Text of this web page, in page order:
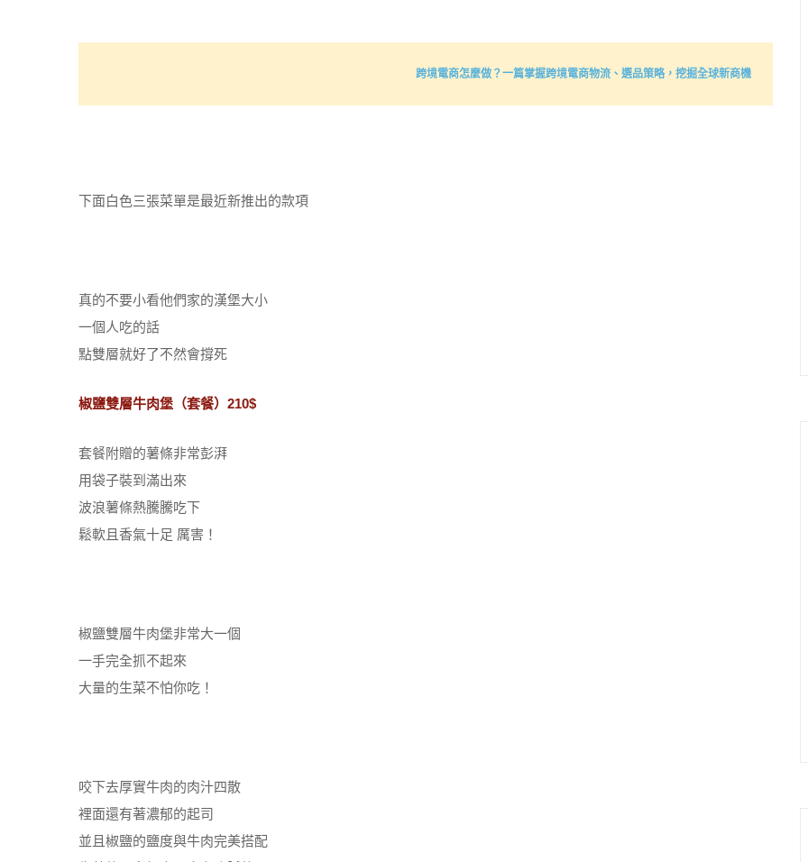
跨境電商怎麼做？一篇掌握跨境電商物流、選品策略，挖掘全球新商機
下面白色三張菜單是最近新推出的款項
真的不要小看他們家的漢堡大小
一個人吃的話
點雙層就好了不然會撐死
椒鹽雙層牛肉堡（套餐）210$
套餐附贈的薯條非常彭湃
用袋子裝到滿出來
波浪薯條熱騰騰吃下
鬆軟且香氣十足 厲害！
椒鹽雙層牛肉堡非常大一個
一手完全抓不起來
大量的生菜不怕你吃！
咬下去厚實牛肉的肉汁四散
裡面還有著濃郁的起司
並且椒鹽的鹽度與牛肉完美搭配